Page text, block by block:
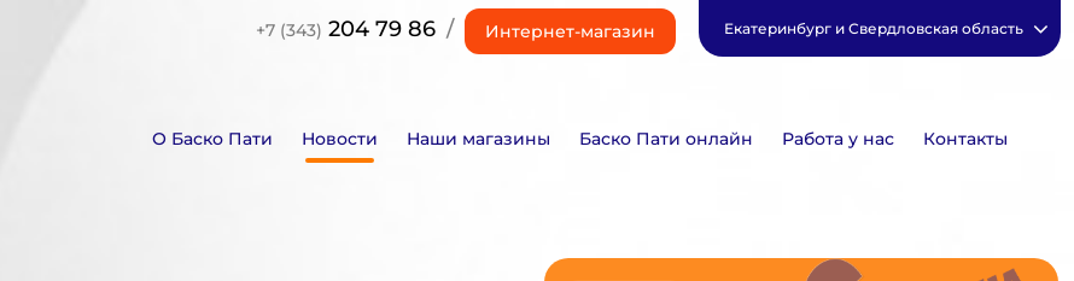
+7 (343) 204 79 86 / Интернет-магазин Екатеринбург и Свердловская область
О Баско Пати Новости Наши магазины Баско Пати онлайн Работа у нас Контакты